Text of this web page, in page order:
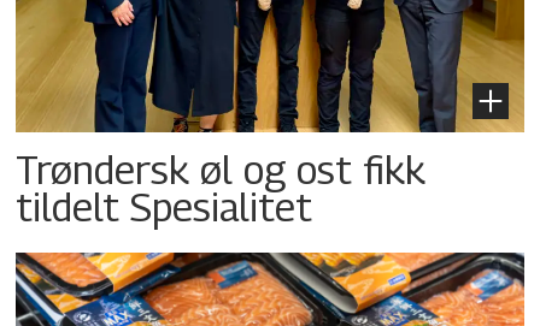
Trøndersk øl og ost fikk
tildelt Spesialitet